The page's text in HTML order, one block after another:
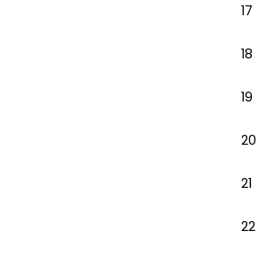
17
18
19
20
21
22